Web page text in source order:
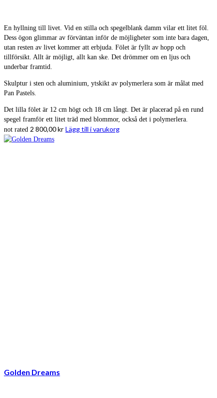
En hyllning till livet. Vid en stilla och spegelblank damm vilar ett litet föl.
Dess ögon glimmar av förväntan inför de möjligheter som inte bara dagen,
utan resten av livet kommer att erbjuda. Fölet är fyllt av hopp och
tillförsikt. Allt är möjligt, allt kan ske. Det drömmer om en ljus och
underbar framtid.
Skulptur i sten och aluminium, ytskikt av polymerlera som är målat med
Pan Pastels.
Det lilla fölet är 12 cm högt och 18 cm långt. Det är placerad på en rund
spegel framför ett litet träd med blommor, också det i polymerlera.
not rated 2 800,00kr Lägg till i varukorg
Golden Dreams